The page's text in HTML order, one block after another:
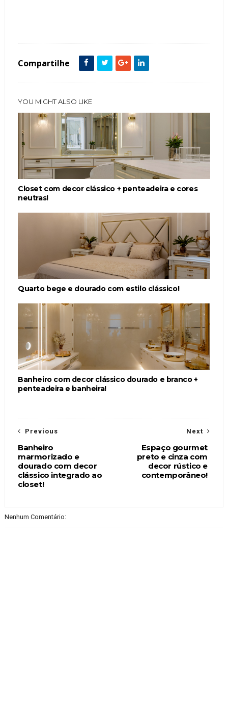
Compartilhe
YOU MIGHT ALSO LIKE
Closet com decor clássico + penteadeira e cores
neutras!
Quarto bege e dourado com estilo clássico!
Banheiro com decor clássico dourado e branco +
penteadeira e banheira!
Next
Espaço gourmet
preto e cinza com
decor rústico e
contemporâneo!
Previous
Banheiro
marmorizado e
dourado com decor
clássico integrado ao
closet!
Nenhum Comentário: